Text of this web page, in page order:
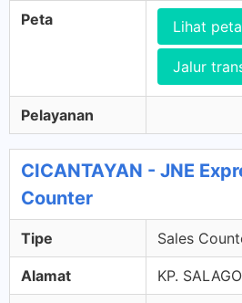
Peta Lihat peta
Jalur
Pelayanan
CICANTAYAN - JNE
Counter
Tipe Sales
Alamat KP.